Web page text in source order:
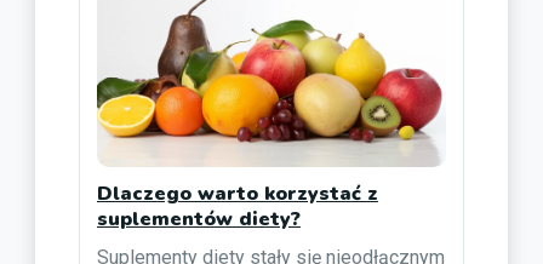
Dlaczego warto korzystać z
suplementów diety?
Suplementy diety stały się nieodłącznym